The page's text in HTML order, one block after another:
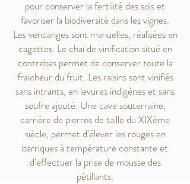
pour conserver la fertilité des sols et
favoriser la biodiversité dans les vignes.
Les vendanges sont manuelles, réalisées en
cagettes. Le chai de vinification situé en
contrebas permet de conserver toute la
fraicheur du fruit. Les raisins sont vinifiés
sans intrants, en levures indigènes et sans
soufre ajouté. Une cave souterraine,
carrière de pierres de taille du XIXème
siècle, permet d'élever les rouges en
barriques à température constante et
d'effectuer la prise de mousse des
pétillants.